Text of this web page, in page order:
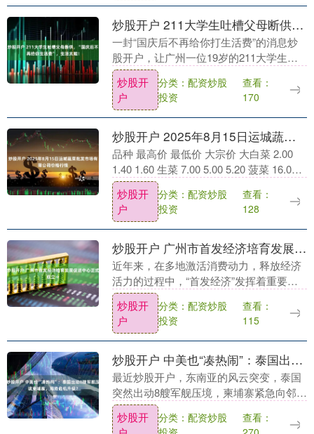
炒股开户 211大学生吐槽父母断供，“国庆后不再给你生活费”，生活太难！
一封“国庆后不再给你打生活费”的消息炒
股开户，让广州一位19岁的211大学生许
悦陷入不知所措的境地。而她并不是唯一
一个面对这种处境的人。 一封“国庆后不
再给你打....
炒股开
户
分类：配资炒股
投资
查看：
170
炒股开户 2025年8月15日运城蔬菜批发市场有限公司价格行情
品种 最高价 最低价 大宗价 大白菜 2.00
1.40 1.60 生菜 7.00 5.00 5.20 菠菜 16.00
14.00 15.00 空心菜 3.0....
炒股开
户
分类：配资炒股
投资
查看：
128
炒股开户 广州市首发经济培育发展促进中心正式成立→
近年来，在多地激活消费动力，释放经济
活力的过程中，“首发经济”发挥着重要作
用。从中央到地方，首发经济相关政策不
断加码。2024年炒股开户，党的二十届三
中全会提出....
炒股开
户
分类：配资炒股
投资
查看：
115
炒股开户 中美也“凑热闹”：泰国出动8艘军舰压境柬埔寨，局势危机升级？
最近炒股开户，东南亚的风云突变，泰国
突然出动8艘军舰压境，柬埔寨紧急向邻国
求援，中美两国却被“请出山”调解！台面
上看似是泰柬两国之间的军事冲突，实际
炒股开
分类：配资炒股
查看：